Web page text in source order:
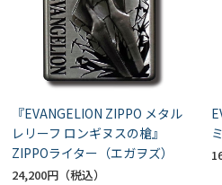
『EVANGELION ZIPPO メタル
レリーフ ロンギヌスの槍』
ZIPPOライター（エガヲズ）
24,200円